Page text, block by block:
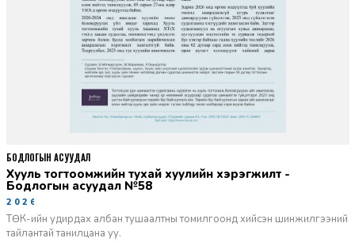
Хууль тогтоомжийн тухай хуулийн хэрэгжилт -
Бодлогын асуудал №58
2026-06-02
ТӨК-ийн удирдах албан тушаалтны томилгоонд хийсэн шинжилгээний
тайлантай танилцана уу.
БОДЛОГЫН АСУУДАЛ